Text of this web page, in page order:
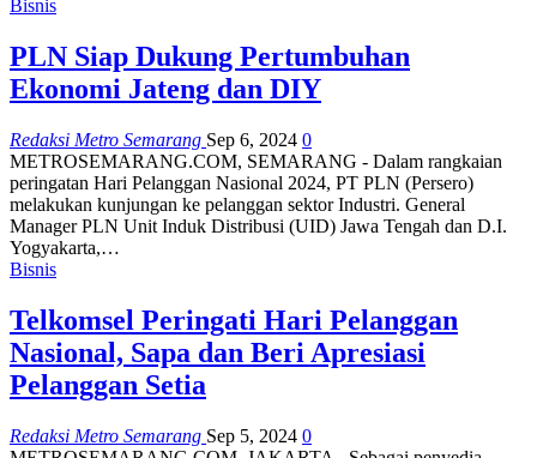
Bisnis
PLN Siap Dukung Pertumbuhan
Ekonomi Jateng dan DIY
Redaksi Metro Semarang Sep 6, 2024 0
METROSEMARANG.COM, SEMARANG - Dalam rangkaian
peringatan Hari Pelanggan Nasional 2024, PT PLN (Persero)
melakukan kunjungan ke pelanggan sektor Industri. General
Manager PLN Unit Induk Distribusi (UID) Jawa Tengah dan D.I.
Yogyakarta,…
Bisnis
Telkomsel Peringati Hari Pelanggan
Nasional, Sapa dan Beri Apresiasi
Pelanggan Setia
Redaksi Metro Semarang Sep 5, 2024 0